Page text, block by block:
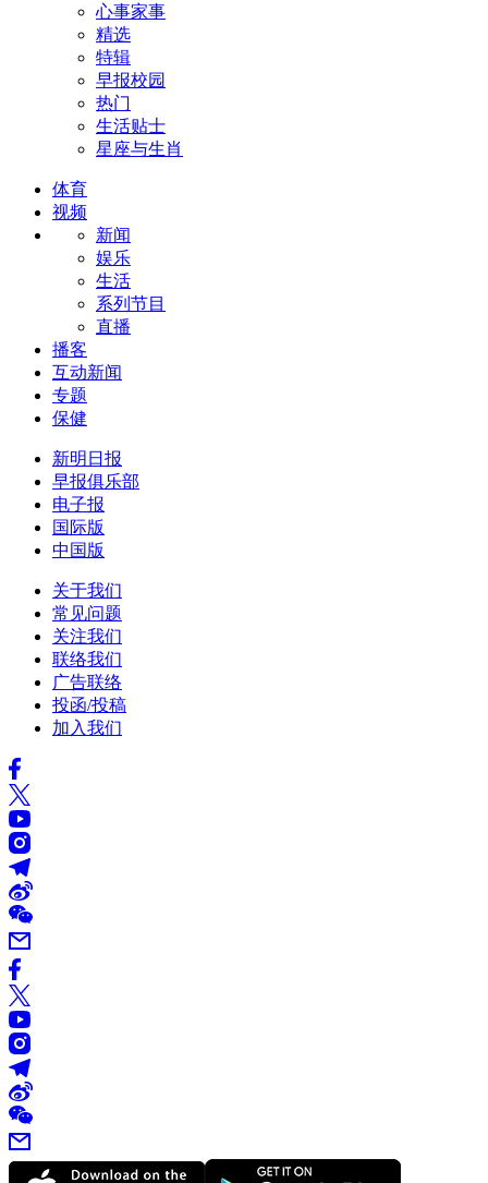
心事家事
精选
特辑
早报校园
热门
生活贴士
星座与生肖
体育
视频
新闻
娱乐
生活
系列节目
直播
播客
互动新闻
专题
保健
新明日报
早报俱乐部
电子报
国际版
中国版
关于我们
常见问题
关注我们
联络我们
广告联络
投函/投稿
加入我们